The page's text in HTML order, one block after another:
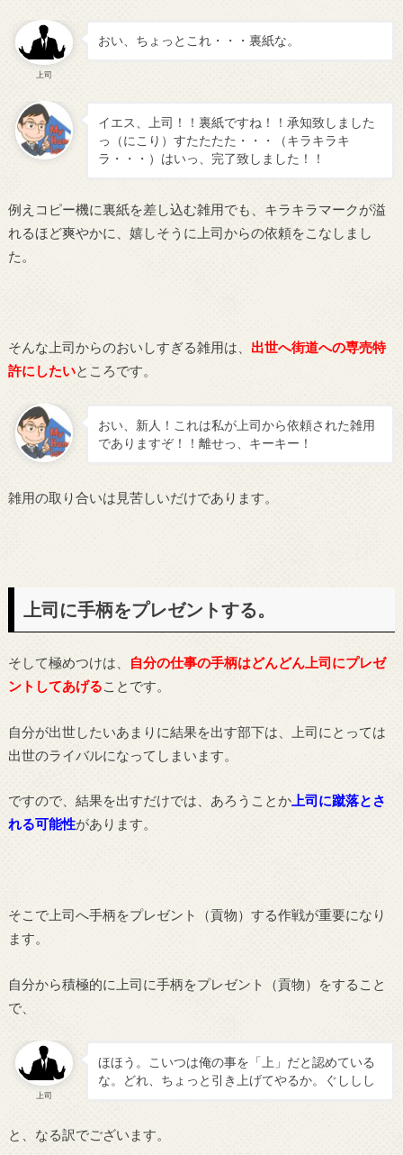
上司
おい、ちょっとこれ・・・裏紙な。
イエス、上司！！裏紙ですね！！承知致しました
っ（にこり）すたたたた・・・（キラキラキ
ラ・・・）はいっ、完了致しました！！
例えコピー機に裏紙を差し込む雑用でも、キラキラマークが溢
れるほど爽やかに、嬉しそうに上司からの依頼をこなしまし
た。
そんな上司からのおいしすぎる雑用は、 出世へ街道への専売特
許にしたいところです。
おい、新人！これは私が上司から依頼された雑用
でありますぞ！！離せっ、キーキー！
雑用の取り合いは見苦しいだけであります。
上司に手柄をプレゼントする。
そして極めつけは、
自分の仕事の手柄はどんどん上司にプレゼ
ントしてあげることです。
自分が出世したいあまりに結果を出す部下は、上司にとっては
出世のライバルになってしまいます。
ですので、結果を出すだけでは、あろうことか上司に蹴落とさ
れる可能性があります。
そこで上司へ手柄をプレゼント（貢物）する作戦が重要になり
ます。
自分から積極的に上司に手柄をプレゼント（貢物）をすること
で、
上司
ほほう。こいつは俺の事を「上」だと認めている
な。どれ、ちょっと引き上げてやるか。ぐししし
と、なる訳でございます。